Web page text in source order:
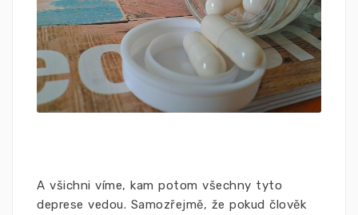
A všichni víme, kam potom všechny tyto
deprese vedou. Samozřejmě, že pokud člověk